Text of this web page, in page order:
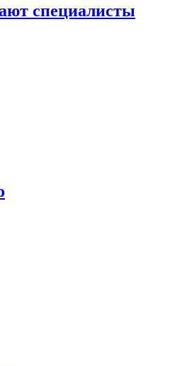
специалисты